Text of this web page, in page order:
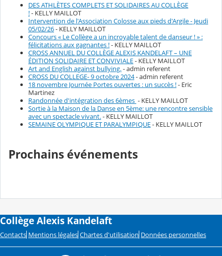
DES ATHLÈTES COMPLETS ET SOLIDAIRES AU COLLÈGE
!- KELLY MAILLOT
Intervention de l'Association Colosse aux pieds d'Argile - Jeudi
05/02/26- KELLY MAILLOT
Concours « Le Collège a un incroyable talent de danseur ! » :
félicitations aux gagnantes !- KELLY MAILLOT
CROSS ANNUEL DU COLLÈGE ALEXIS KANDELAFT – UNE
ÉDITION SOLIDAIRE ET CONVIVIALE- KELLY MAILLOT
Art and English against bullying.- admin referent
CROSS DU COLLEGE- 9 octobre 2024- admin referent
18 novembre Journée Portes ouvertes : un succès !- Eric
Martinez
Randonnée d'intégration des 6èmes - KELLY MAILLOT
Sortie à la Maison de la Danse en 5ème: une rencontre sensible
avec un spectacle vivant.- KELLY MAILLOT
SEMAINE OLYMPIQUE ET PARALYMPIQUE- KELLY MAILLOT
Prochains événements
Collège Alexis Kandelaft
Contacts Mentions légales Chartes d'utilisation Données personnelles